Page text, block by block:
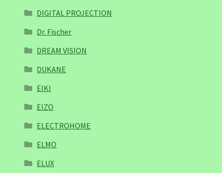
DIGITAL PROJECTION
Dr. Fischer
DREAM VISION
DUKANE
EIKI
EIZO
ELECTROHOME
ELMO
ELUX